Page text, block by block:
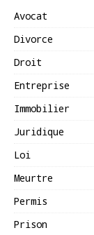
Avocat
Divorce
Droit
Entreprise
Immobilier
Juridique
Loi
Meurtre
Permis
Prison